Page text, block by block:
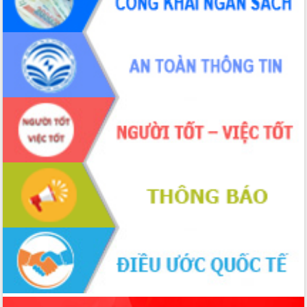
cải cách hành chính tỉnh Đắk Lắk
Kết nối tour, đẩy mạnh chuyển đổi số
để phát triển du lịch Đắk Lắk
Khởi động Dự án Đầu tư xây dựng hạ
tầng kỹ thuật Cụm công nghiệp Tân
Tiến
Gặp mặt các cơ quan báo chí nhân Kỷ
niệm 101 năm Ngày Báo chí Cách
mạng Việt Nam
Đắk Lắk sơ kết 4 năm triển khai thực
hiện Đề án 06 của Chính phủ
Họp báo thông tin về Hội nghị Công bố
Quy hoạch và Xúc tiến đầu tư tỉnh Đắk
Lắk
Khơi thông điểm nghẽn, đẩy nhanh
giải ngân vốn khắc phục thiên tai
HĐND tỉnh thông qua điều chỉnh Quy
hoạch tỉnh thời kỳ 2021-2030
Hội thảo góp ý hồ sơ điều chỉnh quy
hoạch tỉnh Đắk Lắk thời kỳ 2021-2030,